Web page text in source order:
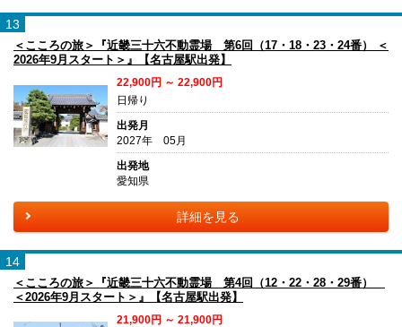
13
＜こころの旅＞『近畿三十六不動霊場 第6回（17・18・23・24番） ＜
2026年9月スタート＞』【名古屋駅出発】
22,900円 ～ 22,900円
日帰り
出発月
2027年 05月
出発地
愛知県
詳細を見る
14
＜こころの旅＞『近畿三十六不動霊場 第4回（12・22・28・29番）
＜2026年9月スタート＞』【名古屋駅出発】
21,900円 ～ 21,900円